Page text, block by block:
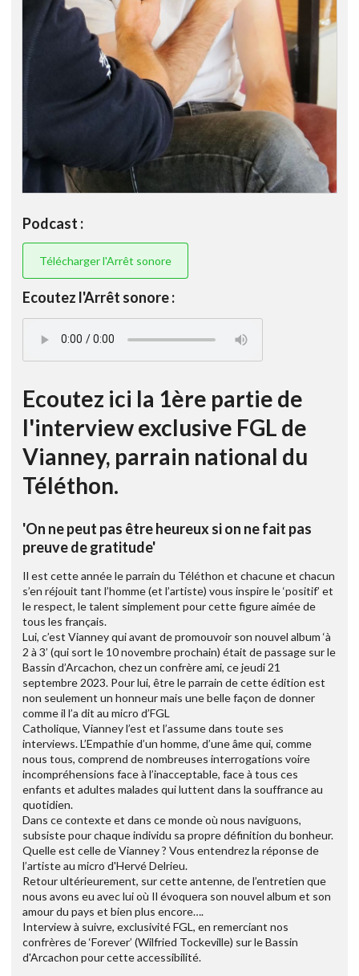
Podcast :
Télécharger l'Arrêt sonore
Ecoutez l'Arrêt sonore :
Ecoutez ici la 1ère partie de
l'interview exclusive FGL de
Vianney, parrain national du
Téléthon.
'On ne peut pas être heureux si on ne fait pas
preuve de gratitude'
Il est cette année le parrain du Téléthon et chacune et chacun
s’en réjouit tant l’homme (et l’artiste) vous inspire le ‘positif’ et
le respect, le talent simplement pour cette figure aimée de
tous les français.
Lui, c’est Vianney qui avant de promouvoir son nouvel album ‘à
2 à 3’ (qui sort le 10 novembre prochain) était de passage sur le
Bassin d’Arcachon, chez un confrère ami, ce jeudi 21
septembre 2023. Pour lui, être le parrain de cette édition est
non seulement un honneur mais une belle façon de donner
comme il l’a dit au micro d’FGL
Catholique, Vianney l’est et l’assume dans toute ses
interviews. L’Empathie d’un homme, d’une âme qui, comme
nous tous, comprend de nombreuses interrogations voire
incompréhensions face à l’inacceptable, face à tous ces
enfants et adultes malades qui luttent dans la souffrance au
quotidien.
Dans ce contexte et dans ce monde où nous naviguons,
subsiste pour chaque individu sa propre définition du bonheur.
Quelle est celle de Vianney ? Vous entendrez la réponse de
l’artiste au micro d'Hervé Delrieu.
Retour ultérieurement, sur cette antenne, de l’entretien que
nous avons eu avec lui où Il évoquera son nouvel album et son
amour du pays et bien plus encore….
Interview à suivre, exclusivité FGL, en remerciant nos
confrères de ‘Forever’ (Wilfried Tockeville) sur le Bassin
d'Arcachon pour cette accessibilité.